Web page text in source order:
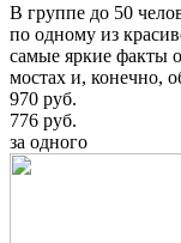
В группе до 50
по одному из
самые яркие факты
мостах и, конечно,
970 руб.
776 руб.
за одного